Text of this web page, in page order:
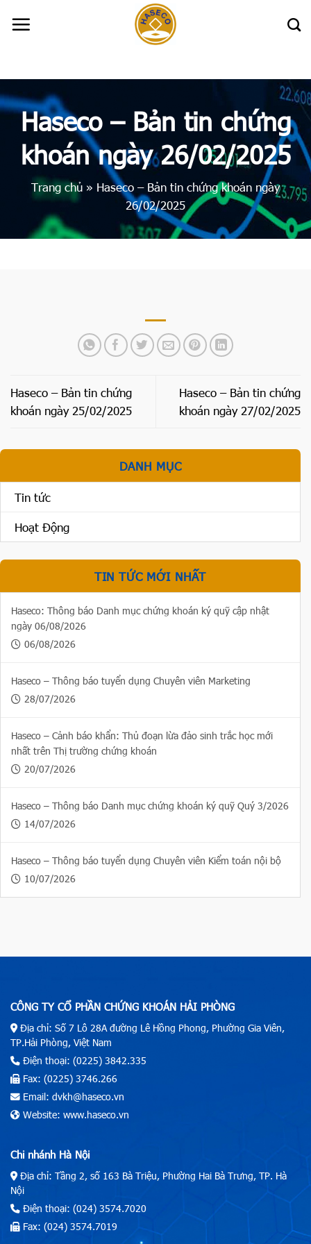
Haseco – Bản tin chứng
khoán ngày 26/02/2025
Trang chủ » Haseco – Bản tin chứng khoán ngày
26/02/2025
Haseco – Bản tin chứng
khoán ngày 25/02/2025
Haseco – Bản tin chứng
khoán ngày 27/02/2025
DANH MỤC
Tin tức
Hoạt Động
TIN TỨC MỚI NHẤT
Haseco: Thông báo Danh mục chứng khoán ký quỹ cập nhật
ngày 06/08/2026
06/08/2026
Haseco – Thông báo tuyển dụng Chuyên viên Marketing
28/07/2026
Haseco – Cảnh báo khẩn: Thủ đoạn lừa đảo sinh trắc học mới
nhất trên Thị trường chứng khoán
20/07/2026
Haseco – Thông báo Danh mục chứng khoán ký quỹ Quý 3/2026
14/07/2026
Haseco – Thông báo tuyển dụng Chuyên viên Kiểm toán nội bộ
10/07/2026
CÔNG TY CỔ PHẦN CHỨNG KHOÁN HẢI PHÒNG
Địa chỉ: Số 7 Lô 28A đường Lê Hồng Phong, Phường Gia Viên,
TP.Hải Phòng, Việt Nam
Điện thoại: (0225) 3842.335
Fax: (0225) 3746.266
Email: dvkh@haseco.vn
Website: www.haseco.vn
Chi nhánh Hà Nội
Địa chỉ: Tầng 2, số 163 Bà Triệu, Phường Hai Bà Trưng, TP. Hà
Nội
Điện thoại: (024) 3574.7020
Fax: (024) 3574.7019